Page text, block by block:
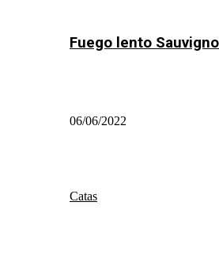
Fuego lento
06/06/2022
Catas